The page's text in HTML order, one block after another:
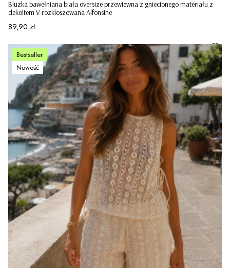
Bluzka bawełniana biała oversize przewiewna z gniecionego materiału z
dekoltem V rozkloszowana Alfonsine
Cena
89,90 zł
Bestseller
Nowość